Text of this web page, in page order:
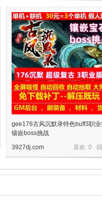
gee176古风沉默录特色buff3职业
镶嵌boss挑战
喜欢: 0
3927dj.com